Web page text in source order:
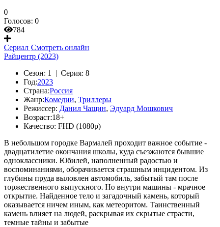
0
Голосов: 0
784
Сериал Смотреть онлайн
Райцентр (2023)
Сезон: 1 | Серия: 8
Год:2023
Страна:Россия
Жанр:Комедии, Триллеры
Режиссер: Данил Чащин, Эдуард Мошкович
Возраст:18+
Качество: FHD (1080p)
В небольшом городке Вармалей проходит важное событие -
двадцатилетие окончания школы, куда съезжаются бывшие
одноклассники. Юбилей, наполненный радостью и
воспоминаниями, оборачивается страшным инцидентом. Из
глубины пруда выловлен автомобиль, забытый там после
торжественного выпускного. Но внутри машины - мрачное
открытие. Найденное тело и загадочный камень, который
оказывается ничем иным, как метеоритом. Таинственный
камень влияет на людей, раскрывая их скрытые страсти,
темные тайны и забытые